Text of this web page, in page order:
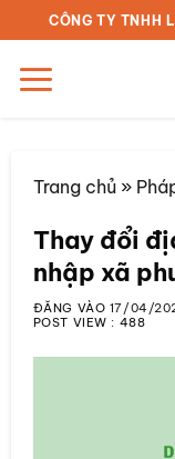
qua
nội
dung
CÔNG TY TNHH
Trang chủ»
Thay đổi
nhập xã
ĐĂNG VÀO 17/04/
POST VIEW : 488